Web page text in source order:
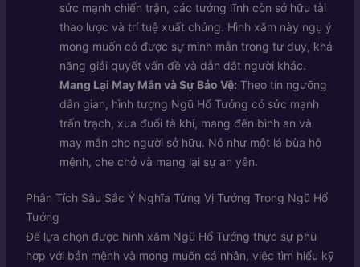
sức mạnh chiến trận, các tướng lĩnh còn sở hữu tài
thao lược và trí tuệ xuất chúng. Hình xăm này ngụ ý
mong muốn có được sự minh mẫn trong tư duy, khả
năng giải quyết vấn đề và dẫn dắt người khác.
Mang Lại May Mắn và Sự Bảo Vệ: Theo tín ngưỡng
dân gian, hình tượng Ngũ Hổ Tướng có sức mạnh
trấn trạch, xua đuổi tà khí, mang đến bình an và
may mắn cho người sở hữu. Nó như một lá bùa hộ
mệnh, che chở và mang lại sự an yên.
Phân Tích Sâu Sắc Ý Nghĩa Từng Vị Tướng Trong Ngũ Hổ
Tướng
Để lựa chọn được hình xăm Ngũ Hổ Tướng thực sự phù
hợp với bản mệnh và mong muốn cá nhân, việc tìm hiểu kỹ